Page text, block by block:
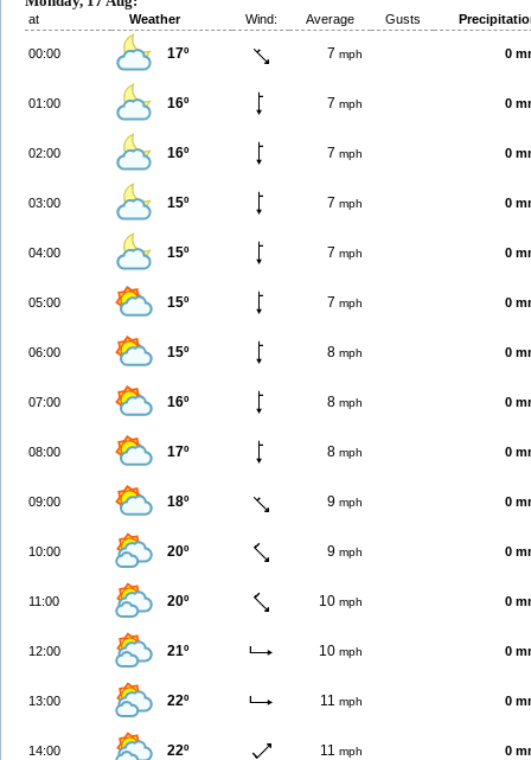
at Weather Wind: Average Gusts
00:00 17º 7 mph 0
01:00 16º 7 mph 0
02:00 16º 7 mph 0
03:00 15º 7 mph 0
04:00 15º 7 mph 0
05:00 15º 7 mph 0
06:00 15º 8 mph 0
07:00 16º 8 mph 0
08:00 17º 8 mph 0
09:00 18º 9 mph 0
10:00 20º 9 mph 0
11:00 20º 10 mph 0
12:00 21º 10 mph 0
13:00 22º 11 mph 0
14:00 22º 11 mph 0